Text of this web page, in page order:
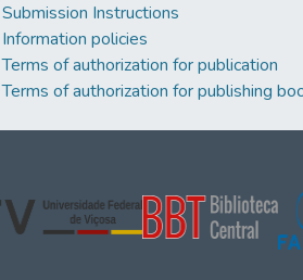
Submission Instructions
Information policies
Terms of authorization for publication
Terms of authorization for publishing